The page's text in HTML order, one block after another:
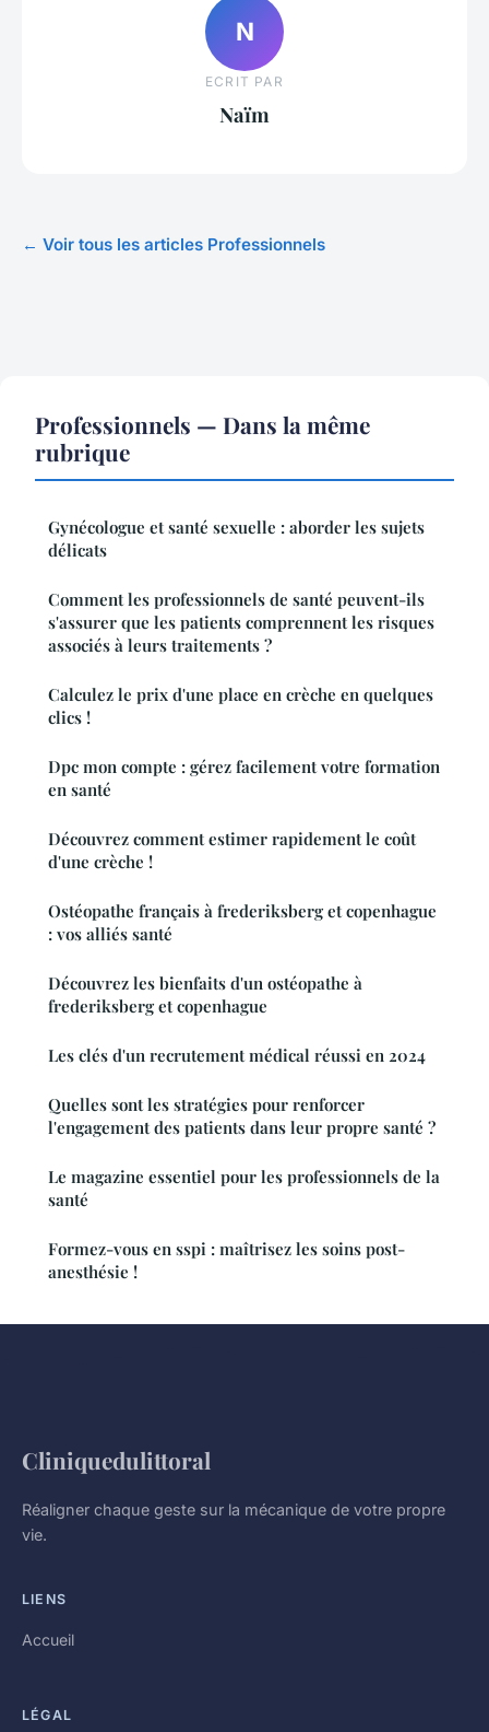
N
ECRIT PAR
Naïm
← Voir tous les articles Professionnels
Professionnels — Dans la même
rubrique
Gynécologue et santé sexuelle : aborder les sujets
délicats
Comment les professionnels de santé peuvent-ils
s'assurer que les patients comprennent les risques
associés à leurs traitements ?
Calculez le prix d'une place en crèche en quelques
clics !
Dpc mon compte : gérez facilement votre formation
en santé
Découvrez comment estimer rapidement le coût
d'une crèche !
Ostéopathe français à frederiksberg et copenhague
: vos alliés santé
Découvrez les bienfaits d'un ostéopathe à
frederiksberg et copenhague
Les clés d'un recrutement médical réussi en 2024
Quelles sont les stratégies pour renforcer
l'engagement des patients dans leur propre santé ?
Le magazine essentiel pour les professionnels de la
santé
Formez-vous en sspi : maîtrisez les soins post-
anesthésie !
Cliniquedulittoral
Réaligner chaque geste sur la mécanique de votre propre
vie.
LIENS
Accueil
LÉGAL